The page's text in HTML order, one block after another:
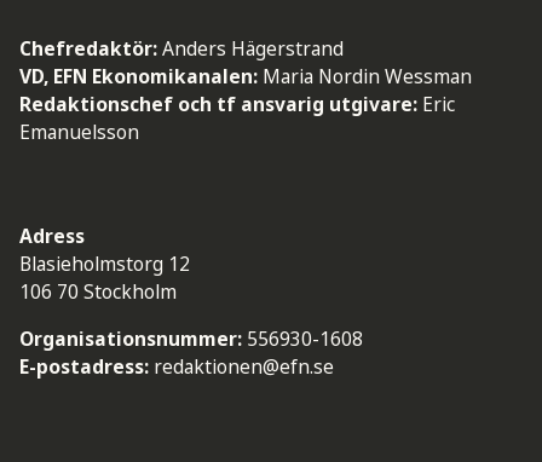
Chefredaktör:Anders Hägerstrand
VD, EFN Ekonomikanalen: Maria Nordin Wessman
Redaktionschef och tf ansvarig utgivare: Eric
Emanuelsson
Adress
Blasieholmstorg 12
106 70 Stockholm
Organisationsnummer: 556930-1608
E-postadress: redaktionen@efn.se